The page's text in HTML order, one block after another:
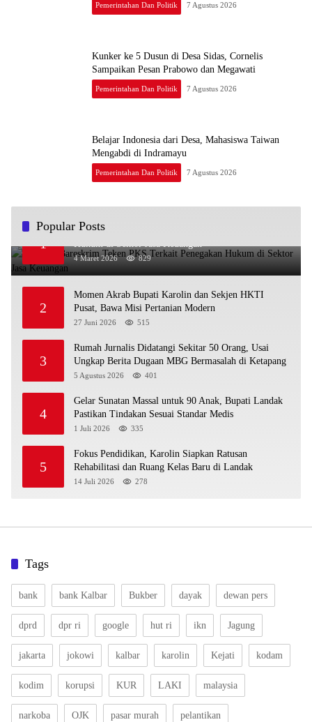
Pemerintahan Dan Politik 7 Agustus 2026
Kunker ke 5 Dusun di Desa Sidas, Cornelis
Sampaikan Pesan Prabowo dan Megawati
Pemerintahan Dan Politik 7 Agustus 2026
Belajar Indonesia dari Desa, Mahasiswa Taiwan
Pemerintahan Dan Politik 7 Agustus 2026
Popular Posts
1
OJK dan Bareskrim Teken PKS Terkait Penegakan
Hukum di Sektor Jasa Keuangan
4 Maret 2026 829
2
Momen Akrab Bupati Karolin dan Sekjen HKTI
27 Juni 2026 515
3
Rumah Jurnalis Didatangi Sekitar 50 Orang, Usai
Ungkap Berita Dugaan MBG Bermasalah di Ketapang
5 Agustus 2026 401
4
Gelar Sunatan Massal untuk 90 Anak, Bupati Landak
Pastikan Tindakan Sesuai Standar Medis
1 Juli 2026 335
5
Fokus Pendidikan, Karolin Siapkan Ratusan
Rehabilitasi dan Ruang Kelas Baru di Landak
14 Juli 2026 278
Tags
bank bank Kalbar Bukber dayak dewan pers
dprd dpr ri google hut ri ikn Jagung
jakarta jokowi kalbar karolin Kejati kodam
kodim korupsi KUR LAKI malaysia
narkoba OJK pasar murah pelantikan